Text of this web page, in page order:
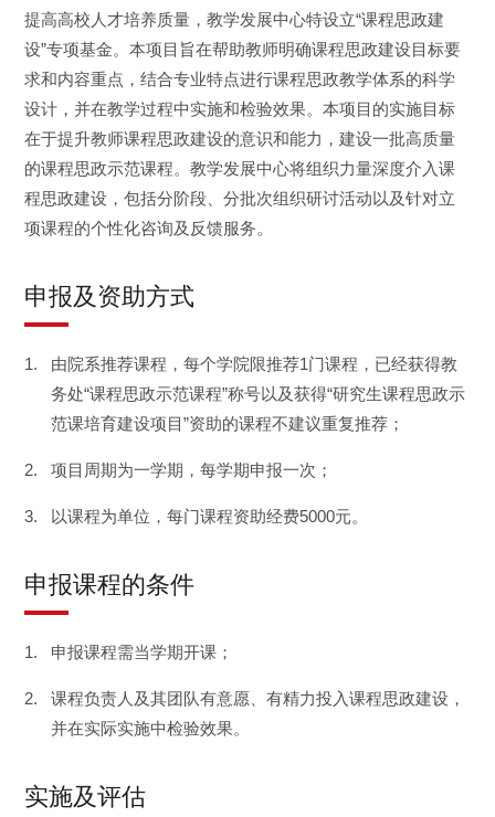
提高高校人才培养质量，教学发展中心特设立“课程思政建
设”专项基金。本项目旨在帮助教师明确课程思政建设目标要
求和内容重点，结合专业特点进行课程思政教学体系的科学
设计，并在教学过程中实施和检验效果。本项目的实施目标
在于提升教师课程思政建设的意识和能力，建设一批高质量
的课程思政示范课程。教学发展中心将组织力量深度介入课
程思政建设，包括分阶段、分批次组织研讨活动以及针对立
项课程的个性化咨询及反馈服务。
申报及资助方式
由院系推荐课程，每个学院限推荐1门课程，已经获得教
务处“课程思政示范课程”称号以及获得“研究生课程思政示
范课培育建设项目”资助的课程不建议重复推荐；
项目周期为一学期，每学期申报一次；
以课程为单位，每门课程资助经费5000元。
申报课程的条件
申报课程需当学期开课；
课程负责人及其团队有意愿、有精力投入课程思政建设，
并在实际实施中检验效果。
实施及评估